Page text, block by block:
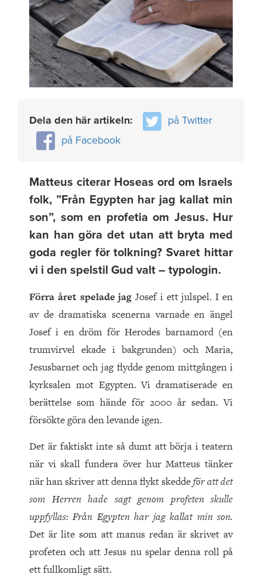
Dela den här artikeln:
på Twitter
på Facebook
Matteus citerar Hoseas ord om Israels
folk, ”Från Egypten har jag kallat min
son”, som en profetia om Jesus. Hur
kan han göra det utan att bryta med
goda regler för tolkning? Svaret hittar
vi i den spelstil Gud valt – typologin.
Förra året spelade jagJosef i ett julspel. I en
av de dramatiska scenerna varnade en ängel
Josef i en dröm för Herodes barnamord (en
trumvirvel ekade i bakgrunden) och Maria,
Jesusbarnet och jag flydde genom mittgången i
kyrksalen mot Egypten. Vi dramatiserade en
berättelse som hände för 2000 år sedan. Vi
försökte göra den levande igen.
Det är faktiskt inte så dumt att börja i teatern
när vi skall fundera över hur Matteus tänker
när han skriver att denna flykt skeddeför att det
som Herren hade sagt genom profeten skulle
uppfyllas: Från Egypten har jag kallat min son.
Det är lite som att manus redan är skrivet av
profeten och att Jesus nu spelar denna roll på
ett fullkomligt sätt.